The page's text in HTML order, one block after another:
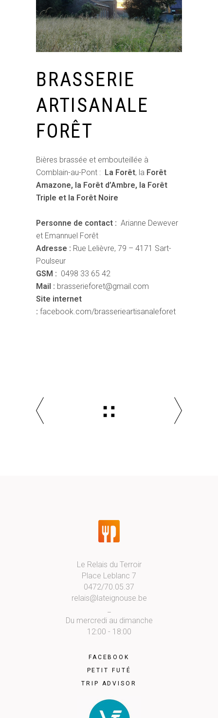
BRASSERIE
ARTISANALE
FORÊT
Bières brassée et embouteillée à
Comblain-au-Pont : La Forêt, la Forêt
Amazone, la Forêt d’Ambre, la Forêt
Triple et la Forêt Noire
Personne de contact : Arianne Dewever
et Emannuel Forêt
Adresse : Rue Lelièvre, 79 – 4171 Sart-
Poulseur
GSM : 0498 33 65 42
Mail : brasserieforet@gmail.com
Site internet
: facebook.com/brasserieartisanaleforet
Le Relais du Terroir
Place Leblanc 7
0472/70.05.37
relais@lateignouse.be
Du mercredi au dimanche
12:00 - 18:00
FACEBOOK
PETIT FUTÉ
TRIP ADVISOR